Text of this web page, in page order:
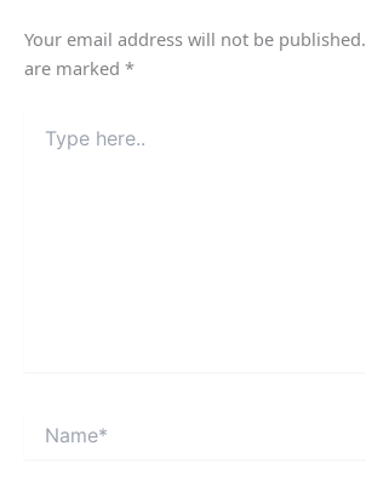
Your email address will not be published.
are marked *
here..